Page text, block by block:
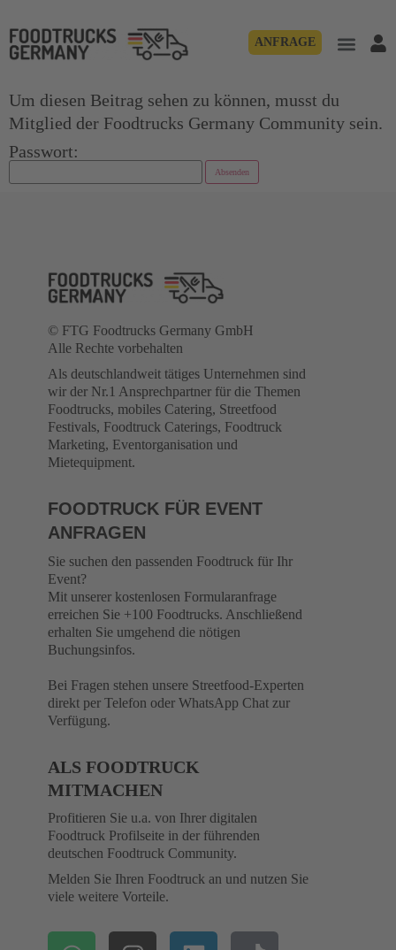
ANFRAGE
Um diesen Beitrag sehen zu können, musst du
Mitglied der Foodtrucks Germany Community sein.
Passwort:
Absenden
© FTG Foodtrucks Germany GmbH
Alle Rechte vorbehalten
Als deutschlandweit tätiges Unternehmen sind
wir der Nr.1 Ansprechpartner für die Themen
Foodtrucks, mobiles Catering, Streetfood
Festivals, Foodtruck Caterings, Foodtruck
Marketing, Eventorganisation und
Mietequipment.
FOODTRUCK FÜR EVENT
ANFRAGEN
Sie suchen den passenden Foodtruck für Ihr
Event?
Mit unserer kostenlosen Formularanfrage
erreichen Sie +100 Foodtrucks. Anschließend
erhalten Sie umgehend die nötigen
Buchungsinfos.
Bei Fragen stehen unsere Streetfood-Experten
direkt per Telefon oder WhatsApp Chat zur
Verfügung.
ALS FOODTRUCK
MITMACHEN
Profitieren Sie u.a. von Ihrer digitalen
Foodtruck Profilseite in der führenden
deutschen Foodtruck Community.
Melden Sie Ihren Foodtruck an und nutzen Sie
viele weitere Vorteile.